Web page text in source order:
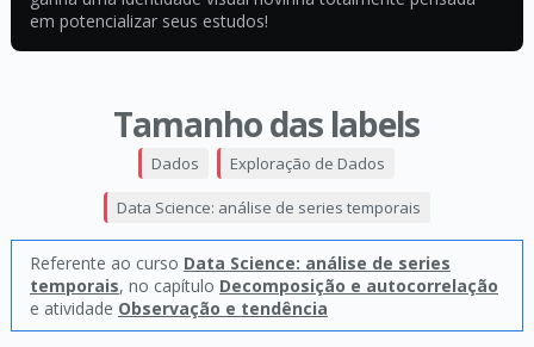
em potencializar seus estudos!
Tamanho das labels
Dados Exploração de Dados
Data Science: análise de series temporais
Referente ao curso Data Science: análise de series
temporais, no capítulo Decomposição e autocorrelação
e atividade Observação e tendência